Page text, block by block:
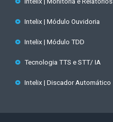
Intelix | Módulo Ouvidoria
Intelix | Módulo TDD
Tecnologia TTS e STT/ IA
Intelix | Discador Automático